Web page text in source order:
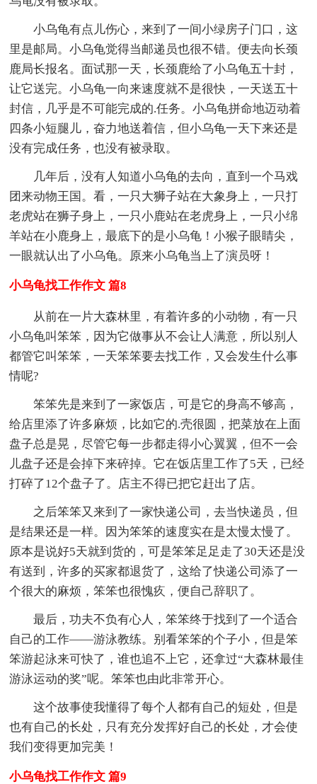
小乌龟有点儿伤心，来到了一间小绿房子门口，这
里是邮局。小乌龟觉得当邮递员也很不错。便去向长颈
鹿局长报名。面试那一天，长颈鹿给了小乌龟五十封，
让它送完。小乌龟一向来速度就不是很快，一天送五十
封信，几乎是不可能完成的.任务。小乌龟拼命地迈动着
四条小短腿儿，奋力地送着信，但小乌龟一天下来还是
没有完成任务，也没有被录取。
几年后，没有人知道小乌龟的去向，直到一个马戏
团来动物王国。看，一只大狮子站在大象身上，一只打
老虎站在狮子身上，一只小鹿站在老虎身上，一只小绵
羊站在小鹿身上，最底下的是小乌龟！小猴子眼睛尖，
一眼就认出了小乌龟。原来小乌龟当上了演员呀！
小乌龟找工作作文 篇8
从前在一片大森林里，有着许多的小动物，有一只
小乌龟叫笨笨，因为它做事从不会让人满意，所以别人
都管它叫笨笨，一天笨笨要去找工作，又会发生什么事
情呢?
笨笨先是来到了一家饭店，可是它的身高不够高，
给店里添了许多麻烦，比如它的.壳很圆，把菜放在上面
盘子总是晃，尽管它每一步都走得小心翼翼，但不一会
儿盘子还是会掉下来碎掉。它在饭店里工作了5天，已经
打碎了12个盘子了。店主不得已把它赶出了店。
之后笨笨又来到了一家快递公司，去当快递员，但
是结果还是一样。因为笨笨的速度实在是太慢太慢了。
原本是说好5天就到货的，可是笨笨足足走了30天还是没
有送到，许多的买家都退货了，这给了快递公司添了一
个很大的麻烦，笨笨也很愧疚，便自己辞职了。
最后，功夫不负有心人，笨笨终于找到了一个适合
自己的工作——游泳教练。别看笨笨的个子小，但是笨
笨游起泳来可快了，谁也追不上它，还拿过“大森林最佳
游泳运动的奖”呢。笨笨也由此非常开心。
这个故事使我懂得了每个人都有自己的短处，但是
也有自己的长处，只有充分发挥好自己的长处，才会使
我们变得更加完美！
小乌龟找工作作文 篇9